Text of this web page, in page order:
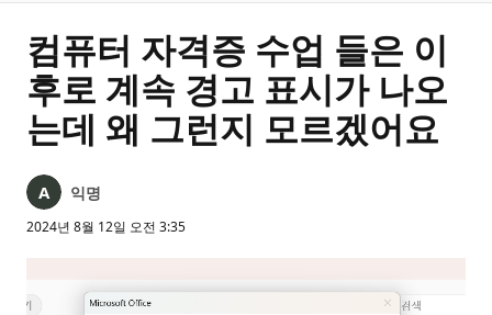
컴퓨터 자격증 수업 들은 이
후로 계속 경고 표시가 나오
는데 왜 그런지 모르겠어요
익명
2024년 8월 12일 오전 3:35